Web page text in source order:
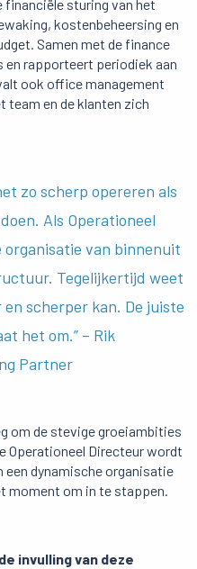
sturing van het
kostenbeheersing en
Samen met de finance
rapporteert periodiek aan
ook office management
team en de klanten zich
zo scherp opereren als
Als Operationeel
van binnenuit
Tegelijkertijd weet
scherper kan. De juiste
het om.” – Rik
Partner
om de stevige groeiambities
Operationeel Directeur wordt
een dynamische organisatie
moment om in te stappen.
invulling van deze